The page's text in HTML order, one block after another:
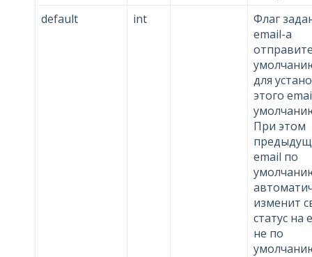
default
int
Флаг
email-a
для
этого
При этом
email по
изменит
статус на
не по